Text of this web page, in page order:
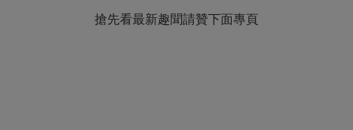
搶先看最新趣聞請贊下面專頁